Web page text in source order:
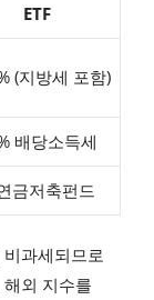
ETF
(지방세 포함)
배당소득세
금저축펀드
과세되므로
외 지수를